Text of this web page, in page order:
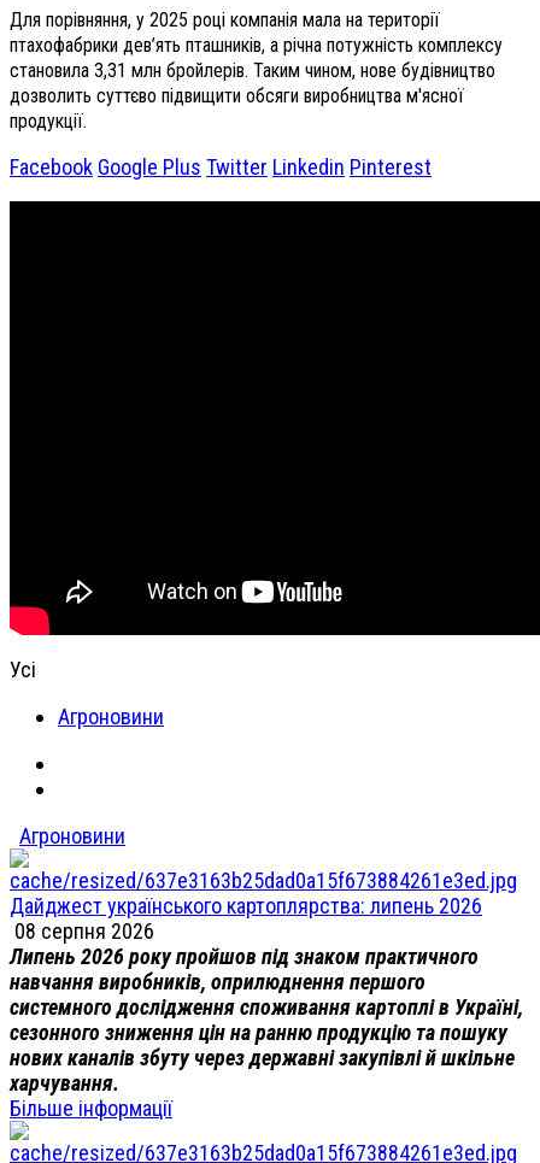
Для порівняння, у 2025 році компанія мала на території
птахофабрики дев’ять пташників, а річна потужність комплексу
становила 3,31 млн бройлерів. Таким чином, нове будівництво
дозволить суттєво підвищити обсяги виробництва м'ясної
продукції.
Facebook Google Plus Twitter Linkedin Pinterest
Усі
Агроновини
Агроновини
Дайджест українського картоплярства: липень 2026
08 серпня 2026
Липень 2026 року пройшов під знаком практичного
навчання виробників, оприлюднення першого
системного дослідження споживання картоплі в Україні,
сезонного зниження цін на ранню продукцію та пошуку
нових каналів збуту через державні закупівлі й шкільне
харчування.
Більше інформації